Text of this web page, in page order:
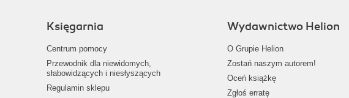
Księgarnia
Centrum pomocy
Przewodnik dla niewidomych,
słabowidzących i niesłyszących
Regulamin sklepu
Wydawnictwo Helion
O Grupie Helion
Zostań naszym autorem!
Oceń książkę
Zgłoś erratę